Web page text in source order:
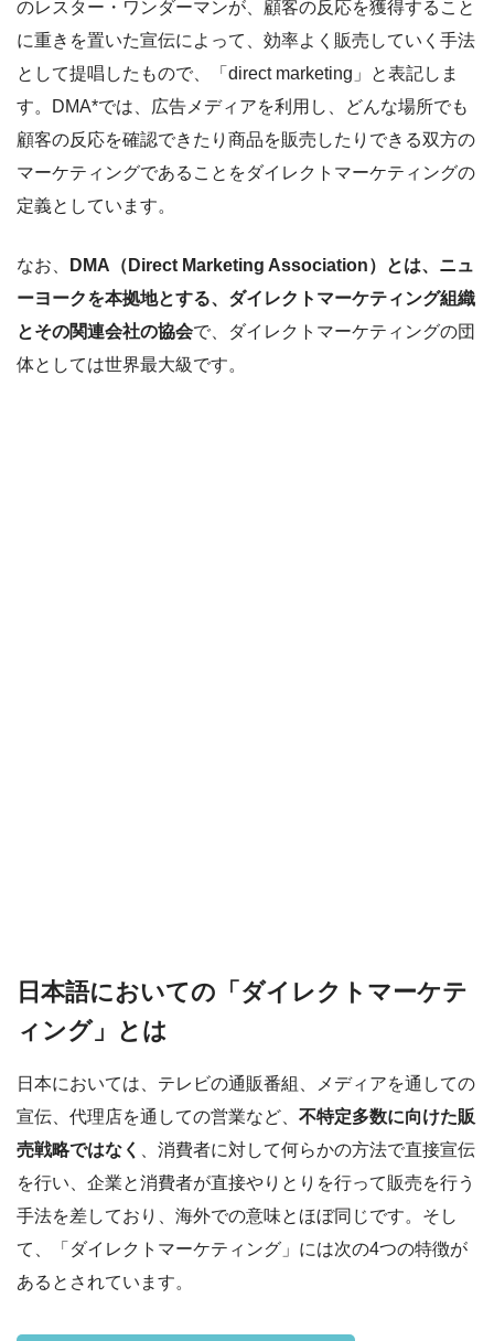
のレスター・ワンダーマンが、顧客の反応を獲得すること
に重きを置いた宣伝によって、効率よく販売していく手法
として提唱したもので、「direct marketing」と表記しま
す。DMA*では、広告メディアを利用し、どんな場所でも
顧客の反応を確認できたり商品を販売したりできる双方の
マーケティングであることをダイレクトマーケティングの
定義としています。
なお、
DMA（Direct Marketing Association）とは、ニュ
ーヨークを本拠地とする、ダイレクトマーケティング組織
とその関連会社の協会で、ダイレクトマーケティングの団
体としては世界最大級です。
日本語においての「ダイレクトマーケテ
ィング」とは
日本においては、テレビの通販番組、メディアを通しての
宣伝、代理店を通しての営業など、 不特定多数に向けた販
売戦略ではなく
、消費者に対して何らかの方法で直接宣伝
を行い、企業と消費者が直接やりとりを行って販売を行う
手法を差しており、海外での意味とほぼ同じです。そし
て、「ダイレクトマーケティング」には次の4つの特徴が
あるとされています。